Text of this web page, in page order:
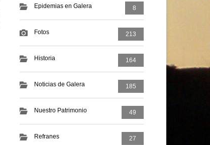
Epidemias en Galera 8
Fotos 213
Historia 164
Noticias de Galera 185
Nuestro Patrimonio 49
Refranes 27